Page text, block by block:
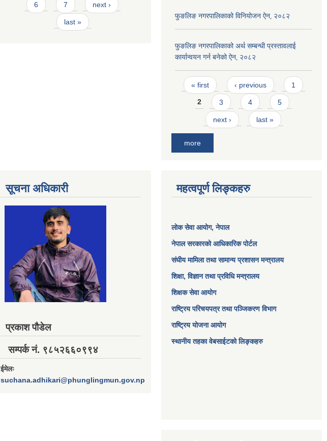
6 7 next ›
last »
फुङलिङ नगरपालिकाको विनियोजन ऐन‚ २०८२
फुङलिङ नगरपालिकाको अर्थ सम्बन्धी प्रस्तावलाई
कार्यान्वयन गर्न बनेको ऐन‚ २०८२
Pages
« first ‹ previous 1
2 3 4 5
next › last »
more
सूचना अधिकारी
प्रकाश पौडेल
सम्पर्क नं. ९८५२६६०९९४
ईमेलः
suchana.adhikari@phunglingmun.gov.np
महत्वपूर्ण लिङ्कहरु
लोक सेवा आयोग, नेपाल
नेपाल सरकारको आधिकारिक पोर्टल
संघीय मामिला तथा सामान्य प्रशासन मन्त्रालय
शिक्षा, विज्ञान तथा प्रविधि मन्त्रालय
शिक्षक सेवा आयोग
राष्ट्रिय परिचयपत्र तथा पञ्जिकरण विभाग
राष्ट्रिय योजना आयोग
स्थानीय तहका वेबसाईटको लिङ्कहरु